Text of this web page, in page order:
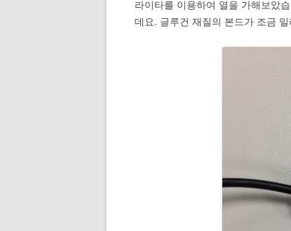
라이타를 이용하여 열을 가해보았
데요. 글루건 재질의 본드가 조금